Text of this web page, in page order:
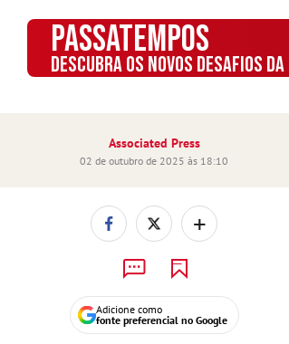
PASSATEMPOS
DESCUBRA OS NOVOS DESAFIOS
Associated Press
02 de outubro de 2025 às 18:10
+
Adicione como
fonte preferencial no Google